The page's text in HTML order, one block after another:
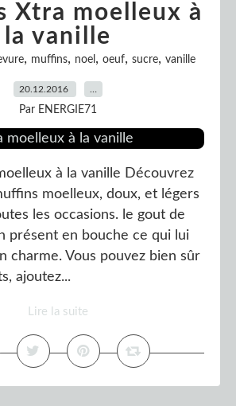
Xtra moelleux à
la vanille
, muffins, noel , oeuf, sucre, vanille
20.12.2016
Par ENERGIE71
à la vanille Découvrez
moelleux, doux, et légers
les occasions. le gout de
présent en bouche ce qui lui
charme. Vous pouvez bien sûr
ajoutez...
Lire la suite